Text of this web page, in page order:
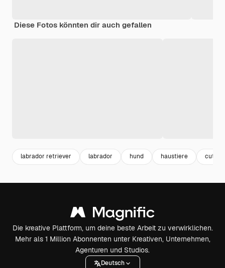
Diese Fotos könnten dir auch gefallen
labrador retriever labrador hund haustiere cute
Die kreative Plattform, um deine beste Arbeit zu verwirklichen.
Mehr als 1 Million Abonnenten unter Kreativen, Unternehmen,
Agenturen und Studios.
Deutsch